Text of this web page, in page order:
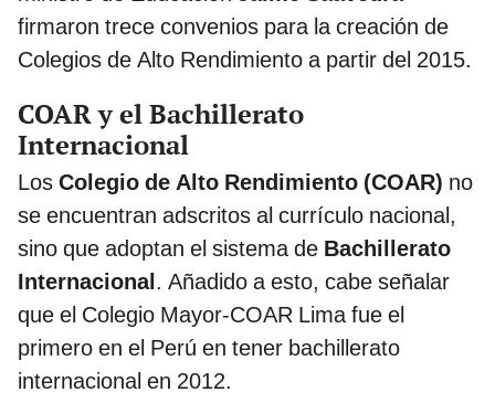
firmaron trece convenios para la creación de
Colegios de Alto Rendimiento a partir del 2015.
COAR y el Bachillerato
Internacional
Los Colegio de Alto Rendimiento (COAR) no
se encuentran adscritos al currículo nacional,
sino que adoptan el sistema de Bachillerato
Internacional. Añadido a esto, cabe señalar
que el Colegio Mayor-COAR Lima fue el
primero en el Perú en tener bachillerato
internacional en 2012.